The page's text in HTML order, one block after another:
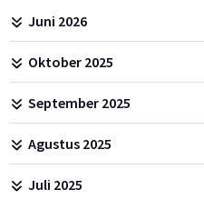
Juni 2026
Oktober 2025
September 2025
Agustus 2025
Juli 2025